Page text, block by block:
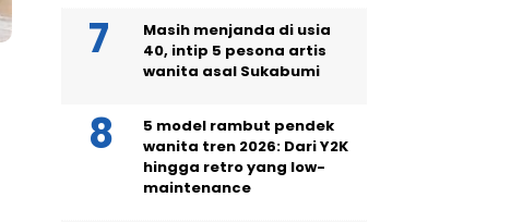
Masih menjanda di usia
40, intip 5 pesona artis
wanita asal Sukabumi
5 model rambut pendek
wanita tren 2026: Dari Y2K
hingga retro yang low-
maintenance